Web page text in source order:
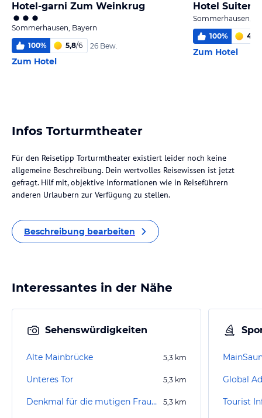
Hotel-garni Zum Weinkrug
Sommerhausen, Bayern
100% 5,8/6 26 Bew.
Zum Hotel
Hotel Suiten
Sommerhausen,
100% 4,0
Zum Hotel
Infos Torturmtheater
Für den Reisetipp Torturmtheater existiert leider noch keine
allgemeine Beschreibung. Dein wertvolles Reisewissen ist jetzt
gefragt. Hilf mit, objektive Informationen wie in Reiseführern
anderen Urlaubern zur Verfügung zu stellen.
Beschreibung bearbeiten
Interessantes in der Nähe
Sehenswürdigkeiten
Alte Mainbrücke 5,3 km
Unteres Tor 5,3 km
Denkmal für die mutigen Frauen 5,3 km Tourist